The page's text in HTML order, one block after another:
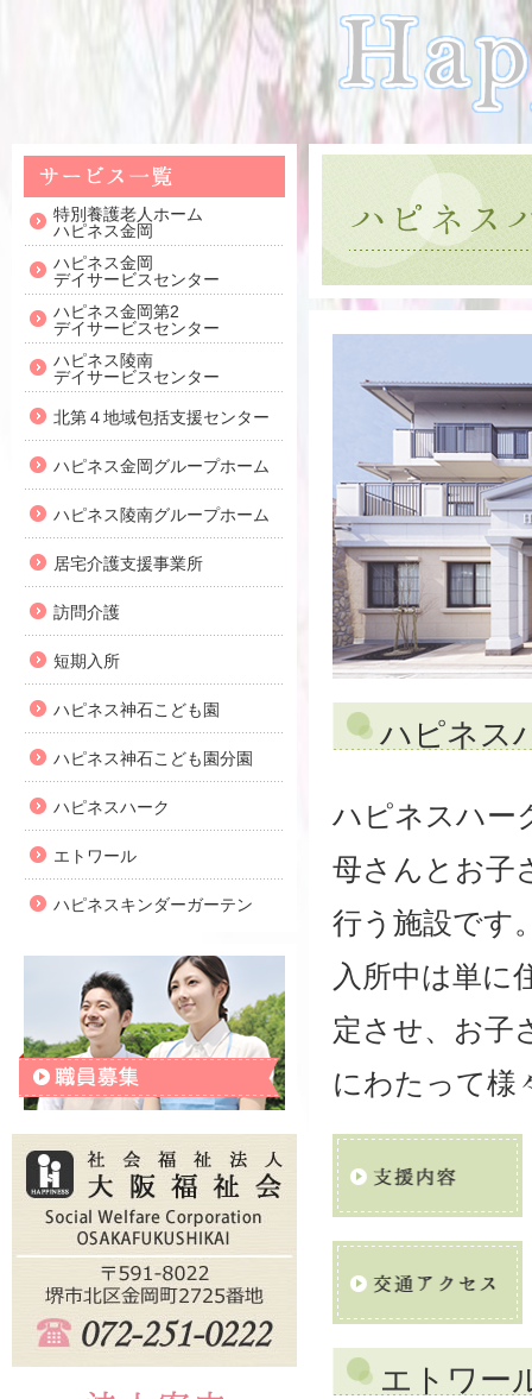
ハピネス
ハピネスハー
母さんとお子
行う施設です
入所中は単に
定させ、お子
にわたって様
エトワー
特別養護老人ホーム
ハピネス金岡
ハピネス金岡
デイサービスセンター
ハピネス金岡第2
デイサービスセンター
ハピネス陵南
デイサービスセンター
北第４地域包括支援センター
ハピネス金岡グループホーム
ハピネス陵南グループホーム
居宅介護支援事業所
訪問介護
短期入所
ハピネス神石こども園
ハピネス神石こども園分園
ハピネスハーク
エトワール
ハピネスキンダーガーテン